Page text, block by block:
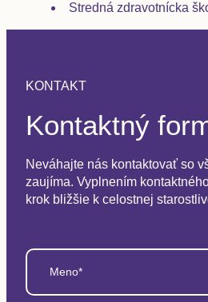
Stredná zdravotnícka
KONTAKT
Kontaktný
Neváhajte nás kontaktovať so
zaujíma. Vyplnením
krok bližšie k celostnej
Meno*